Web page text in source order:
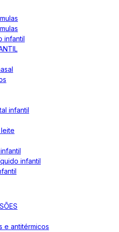
infantil
infantil
infantil
e antitérmicos